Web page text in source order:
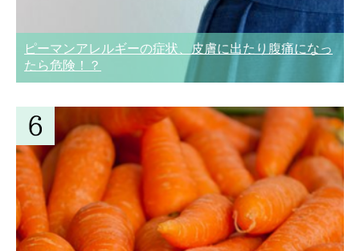
ピーマンアレルギーの症状、皮膚に出たり腹痛になっ
たら危険！？